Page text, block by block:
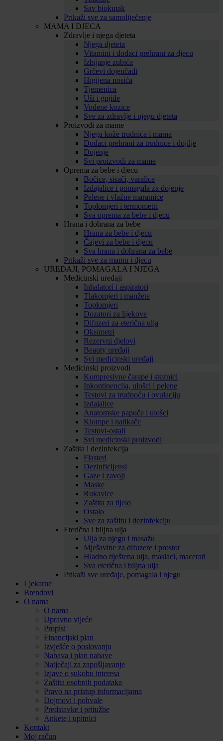
Sav biokutak
Prikaži sve za samoliječenje
MAMA I DJECA
Zdravlje i njega djeteta
Njega djeteta
Vitamini i dodaci prehrani za djecu
Izbijanje zubića
Grčevi dojenčadi
Higijena nosića
Tjemenica
Uši i gnjide
Vodene kozice
Sve za zdravlje i njegu djeteta
Proizvodi za mame
Njega kože trudnica i mama
Dodaci prehrani za trudnice i dojilje
Dojenje
Svi proizvodi za mame
Oprema za bebe i djecu
Bočice, sisači, varalice
Izdajalice i pomagala za dojenje
Pelene i vlažne maramice
Toplomjeri i termometri
Sva oprema za bebe i djecu
Hrana i dohrana za bebe
Hrana za bebe i djecu
Čajevi za bebe i djecu
Sva hrana i dohrana za bebe
Prikaži sve za mamu i djecu
UREĐAJI, POMAGALA I NJEGA
Medicinski uređaji
Inhalatori i aspiratori
Tlakomjeri i manžete
Toplomjeri
Dozatori za lijekove
Difuzeri za eterična ulja
Oksimetri
Rezervni djelovi
Beauty uređaji
Svi medicinski uređaji
Medicinski proizvodi
Kompresivne čarape i steznici
Inkontinencija, ulošci i pelene
Testovi za trudnoću i ovulaciju
Izdajalice
Anatomske papuče i ulošci
Klompe i natikače
Testovi-ostali
Svi medicinski proizvodi
Zaštita i dezinfekcija
Flasteri
Dezinficijensi
Gaze i zavoji
Maske
Rukavice
Zaštita za tijelo
Ostalo
Sve za zaštitu i dezinfekciju
Eterična i biljna ulja
Ulja za njegu i masažu
Mješavine za difuzere i prostor
Hladno tiještena ulja, maslaci, macerati
Sva eterična i biljna ulja
Prikaži sve uređaje, pomagala i njegu
Ljekarne
Brendovi
O nama
O nama
Upravno vijeće
Propisi
Financijski plan
Izvješće o poslovanju
Nabava i plan nabave
Natječaji za zapošljavanje
Izjave o sukobu interesa
Zaštita osobnih podataka
Pravo na pristup informacijama
Dojmovi i pohvale
Predstavke i pritužbe
Ankete i upitnici
Kontakt
Moj račun